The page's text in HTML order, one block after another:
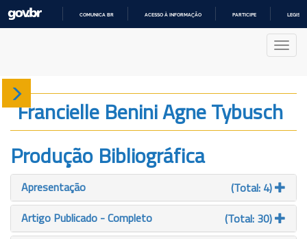
COMUNICA BR ACESSO À INFORMAÇÃO PARTICIPE
Sobre
Produção
Projetos
Gráficos
Francielle Benini Agne Tybusch
Produção Bibliográfica
Apresentação
(Total: 4)
Artigo Publicado - Completo
(Total: 30)